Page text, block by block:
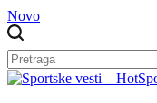
Novo